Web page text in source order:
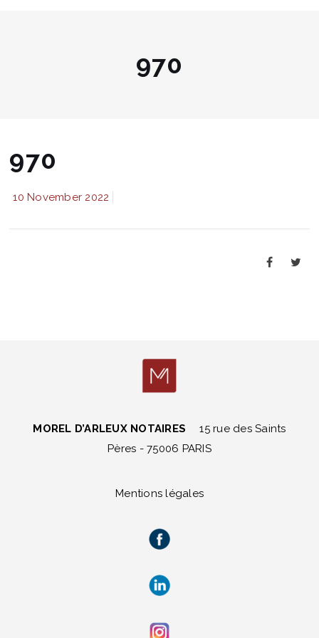
970
970
10 November 2022
MOREL D’ARLEUX NOTAIRES
15 rue des Saints
Pères - 75006 PARIS
Mentions légales